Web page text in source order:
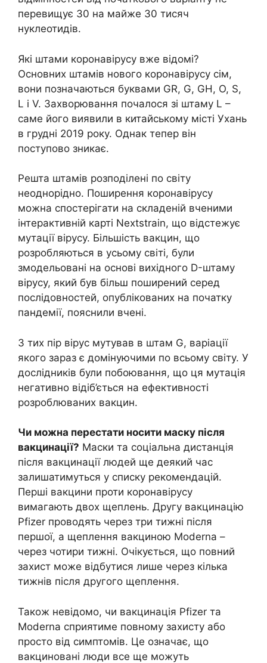
перевищує 30 на майже 30 тисяч
нуклеотидів.
Які штами коронавірусу вже відомі?
Основних штамів нового коронавірусу сім,
вони позначаються буквами GR, G, GH, O, S,
L і V. Захворювання почалося зі штаму L –
саме його виявили в китайському місті Ухань
в грудні 2019 року. Однак тепер він
поступово зникає.
Решта штамів розподілені по світу
неоднорідно. Поширення коронавірусу
можна спостерігати на складеній вченими
інтерактивній карті Nextstrain, що відстежує
мутації вірусу. Більшість вакцин, що
розробляються в усьому світі, були
змодельовані на основі вихідного D-штаму
вірусу, який був більш поширений серед
послідовностей, опублікованих на початку
пандемії, пояснили вчені.
З тих пір вірус мутував в штам G, варіації
якого зараз є домінуючими по всьому світу. У
дослідників були побоювання, що ця мутація
негативно відіб’ється на ефективності
розроблюваних вакцин.
Чи можна перестати носити маску після
вакцинації? Маски та соціальна дистанція
після вакцинації людей ще деякий час
залишатимуться у списку рекомендацій.
Перші вакцини проти коронавірусу
вимагають двох щеплень. Другу вакцинацію
Pfizer проводять через три тижні після
першої, а щеплення вакциною Moderna –
через чотири тижні. Очікується, що повний
захист може відбутися лише через кілька
тижнів після другого щеплення.
Також невідомо, чи вакцинація Pfizer та
Moderna сприятиме повному захисту або
просто від симптомів. Це означає, що
вакциновані люди все ще можуть